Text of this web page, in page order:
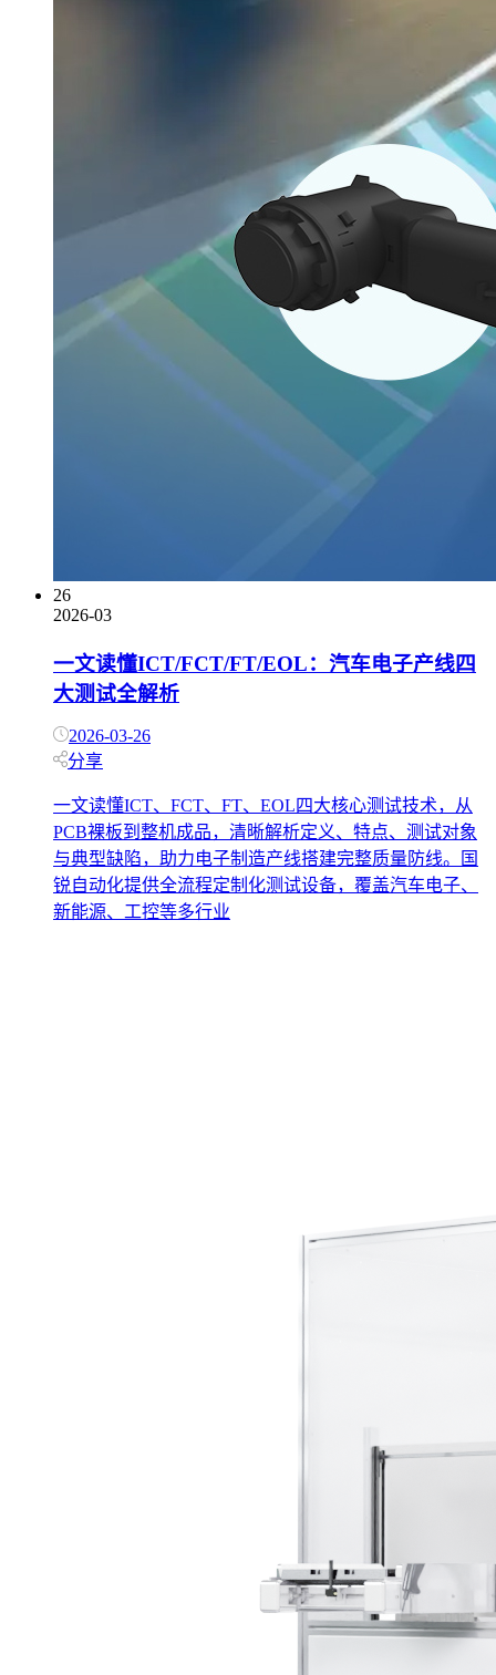
26
2026-03
一文读懂ICT/FCT/FT/EOL：汽车电子产线四
大测试全解析
2026-03-26
分享
一文读懂ICT、FCT、FT、EOL四大核心测试技术，从
PCB裸板到整机成品，清晰解析定义、特点、测试对象
与典型缺陷，助力电子制造产线搭建完整质量防线。国
锐自动化提供全流程定制化测试设备，覆盖汽车电子、
新能源、工控等多行业